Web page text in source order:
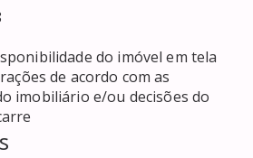
do imóvel em tela
de acordo com as
imobiliário e/ou decisões do